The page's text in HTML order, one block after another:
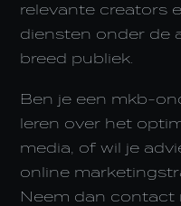
relevante creators
diensten onder de
breed publiek.
Ben je een mkb-
leren over het
media, of wil je
online
Neem dan contact